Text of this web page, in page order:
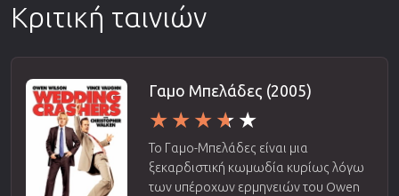
Κριτική ταινιών
Γαμο Μπελάδες (2005)
Το Γαμο-Μπελάδες είναι μια
ξεκαρδιστική κωμωδία κυρίως λόγω
των υπέροχων ερμηνειών του Owen